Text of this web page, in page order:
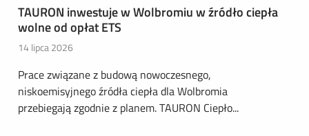
TAURON inwestuje w Wolbromiu w źródło ciepła
wolne od opłat ETS
14 lipca 2026
Prace związane z budową nowoczesnego,
niskoemisyjnego źródła ciepła dla Wolbromia
przebiegają zgodnie z planem. TAURON Ciepło...